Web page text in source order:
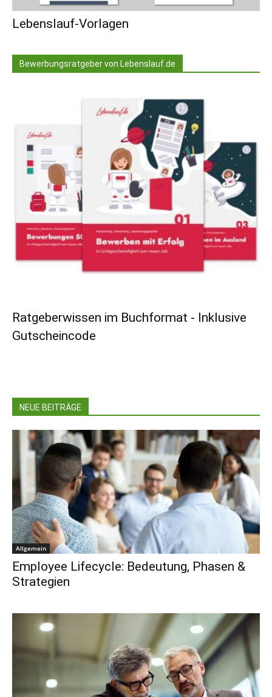
Lebenslauf-Vorlagen
Bewerbungsratgeber von Lebenslauf.de
Ratgeberwissen im Buchformat - Inklusive
Gutscheincode
NEUE BEITRÄGE
Allgemein
Employee Lifecycle: Bedeutung, Phasen &
Strategien